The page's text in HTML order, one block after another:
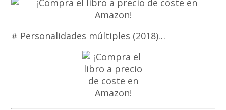
# Personalidades múltiples (2018)…